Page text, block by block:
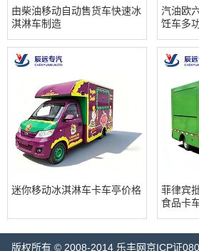
由柴油移动自动售货车快速冰
淇淋车制造
汽油欧
饪车多
迷你移动冰淇淋车卡车亭价格
菲律宾
食品卡
版权所有 © 2008-2014 乐丰网京ICP证